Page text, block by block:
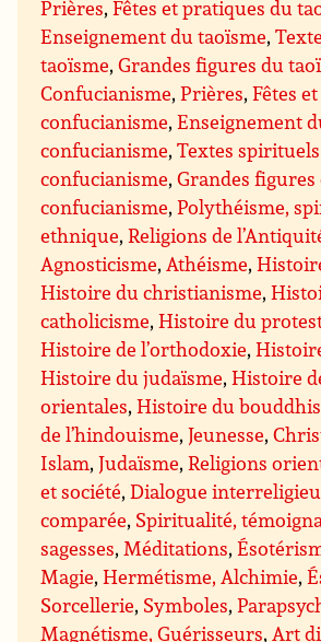
Prières,Fêtes et pratiques du
Enseignement du taoïsme,
taoïsme,Grandes figures du
Confucianisme,Prières,Fêtes
confucianisme,Enseignement
confucianisme,Textes
confucianisme,Grandes figures
confucianisme,Polythéisme,
ethnique,Religions de
Agnosticisme, Athéisme,
Histoire du christianisme,
catholicisme,Histoire du
Histoire de l’orthodoxie,
Histoire du judaïsme,Histoire
orientales,Histoire du
de l’hindouisme,Jeunesse,
Islam,Judaïsme,Religions
et société,Dialogue
comparée, Spiritualité,
sagesses, Méditations,
Magie,Hermétisme, Alchimie,
Sorcellerie, Symboles,
Magnétisme, Guérisseurs, Art